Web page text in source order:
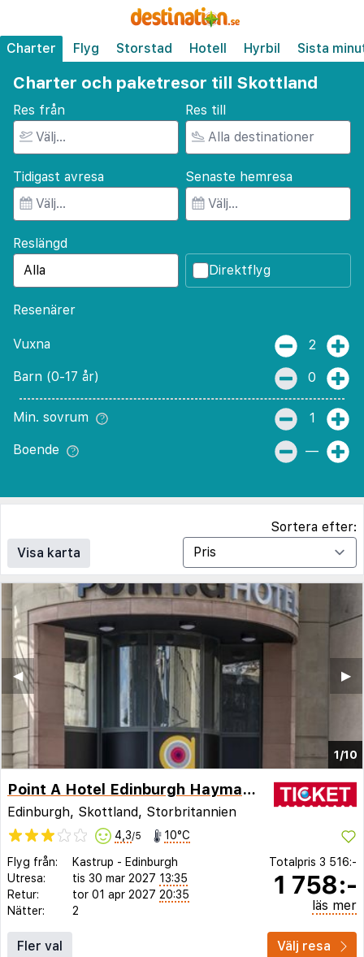
Charter Flyg Storstad Hotell Hyrbil Sista
Charter och paketresor till Skottland
Res från Res till
Tidigast avresa Senaste hemresa
Reslängd
Direktflyg
Resenärer
Vuxna 2
Barn (0-17 år) 0
Min. sovrum 1
Boende —
Visa karta
Sortera efter:
1/10
▶︎
◀︎
Point A Hotel Edinburgh Haymarket
Edinburgh, Skottland, Storbritannien
4,3/5 10°C
Flyg från: Kastrup - Edinburgh
Utresa:
tis 30 mar 2027 13:35
Retur:
tor 01 apr 2027 20:35
Nätter:
2
Totalpris 3 516:-
1 758:-
läs mer
Fler val Välj resa